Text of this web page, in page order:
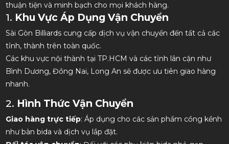
thuận tiện và minh bạch cho mọi khách hàng.
1. Khu Vực Áp Dụng Vận Chuyển
Sài Gòn Billiards cung cấp dịch vụ vận chuyển đến tất cả các
tỉnh, thành trên toàn quốc.
Các khu vực nội thành tại TP.HCM và các tỉnh lân cận như
Bình Dương, Đồng Nai, Long An sẽ được ưu tiên giao hàng
nhanh.
2. Hình Thức Vận Chuyển
Giao hàng trực tiếp: Áp dụng cho các sản phẩm cồng kềnh
như bàn bida và dịch vụ lắp đặt.